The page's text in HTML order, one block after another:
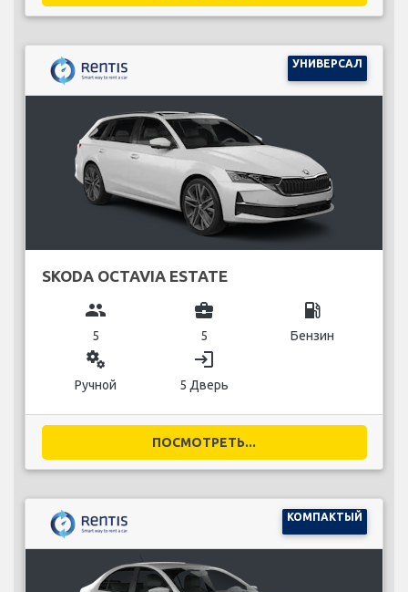
УНИВЕРСАЛ
SKODA OCTAVIA ESTATE
group
5
business_center
5
local_gas_station
Бензин
miscellaneous_services
Ручной
login
5 Дверь
ПОСМОТРЕТЬ...
КОМПАКТЫЙ